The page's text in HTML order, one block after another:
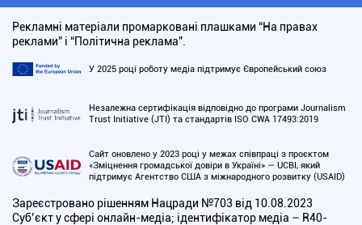
Рекламні матеріали промарковані плашками “На правах
реклами” і “Політична реклама”.
У 2025 році роботу медіа підтримує Європейський союз
Незалежна сертифікація відповідно до програми Journalism
Trust Initiative (JTI) та стандартів ISO CWA 17493:2019
Сайт оновлено у 2023 році у межах співпраці з проєктом
«Зміцнення громадської довіри в Україні» — UCBI, який
підтримує Агентство США з міжнародного розвитку (USAID)
Зареєстровано рішенням Нацради №703 від 10.08.2023
Cуб’єкт у сфері онлайн-медіа; ідентифікатор медіа – R40-